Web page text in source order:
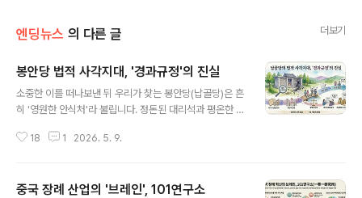
엔딩뉴스 의 다른 글 더보기
봉안당 법적 사각지대, '경과규정'의 진실
소중한 이를 떠나보낸 뒤 우리가 찾는 봉안당(납골당)은 흔
히 '영원한 안식처'라 불립니다. 정돈된 대리석과 평온한 분
다. 하지만 이 평온함 뒤에 25년째 방치된 법적 '회색지
리되고 있다면, 과연 그 안식은 정말로 '영원'할 수 있을까
18 1 2026. 5. 9.
중국 장례 산업의 '브레인', 101연구소